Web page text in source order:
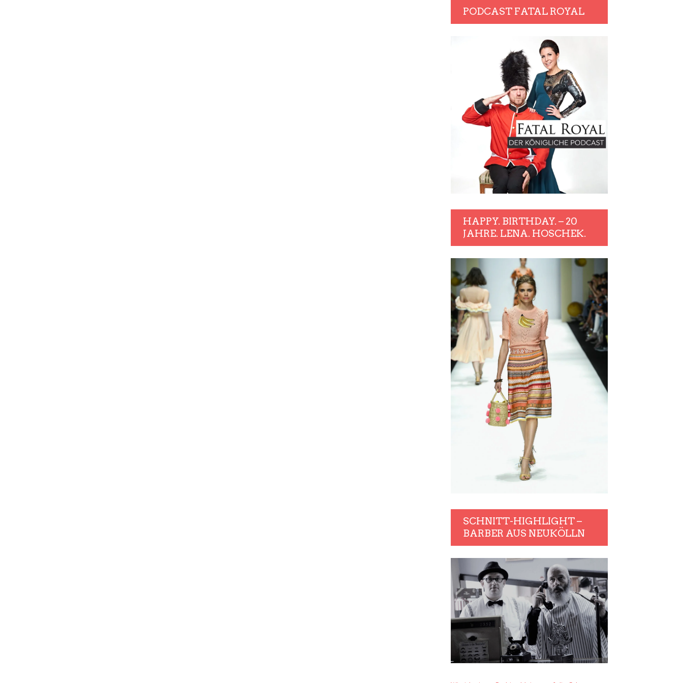
PODCAST FATAL ROYAL
HAPPY. BIRTHDAY. – 20
JAHRE. LENA. HOSCHEK.
SCHNITT-HIGHLIGHT –
BARBER AUS NEUKÖLLN